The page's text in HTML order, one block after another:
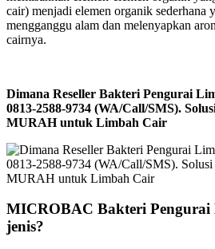
cair) menjadi elemen organik sederhana
mengganggu alam dan melenyapkan
cairnya.
Dimana Reseller Bakteri Pengurai
0813-2588-9734 (WA/Call/SMS).
MURAH untuk Limbah Cair
MICROBAC Bakteri Pengurai
jenis?